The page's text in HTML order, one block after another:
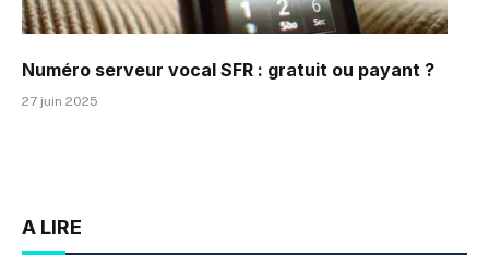
Numéro serveur vocal SFR : gratuit ou payant ?
27 juin 2025
A LIRE